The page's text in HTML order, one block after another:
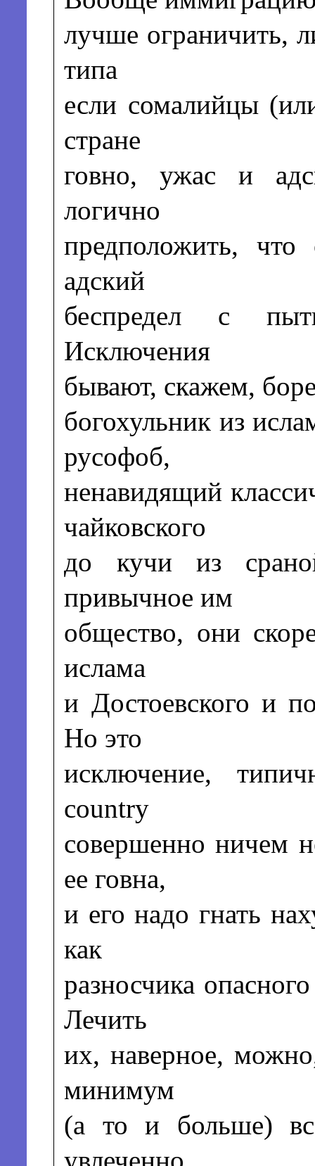
лучше ограничить,
типа
если сомалийцы
стране
говно, ужас и
логично
предположить,
адский
беспредел с
Исключения
бывают, скажем,
богохульник из
русофоб,
ненавидящий
чайковского
до кучи из
привычное им
общество, они
ислама
и Достоевского и
Но это
исключение,
country
совершенно ничем
ее говна,
и его надо гнать
как
разносчика
Лечить
их, наверное,
минимум
(а то и больше)
увлеченно